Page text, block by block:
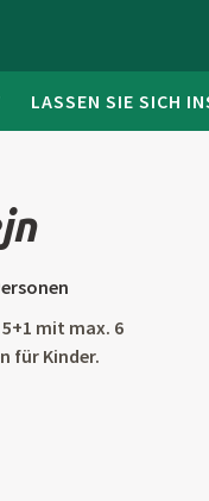
LASSEN SIE SICH
mit max. 6
für Kinder.